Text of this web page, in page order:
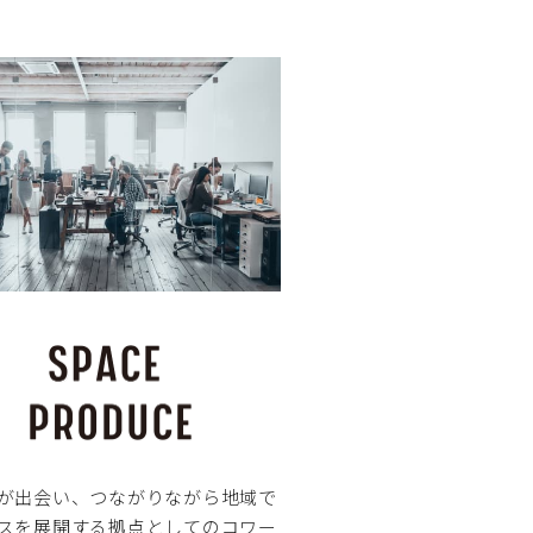
出会い、つながりながら地域で
を展開する拠点としてのコワー